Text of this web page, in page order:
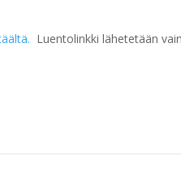
Luentolinkki lähetetään